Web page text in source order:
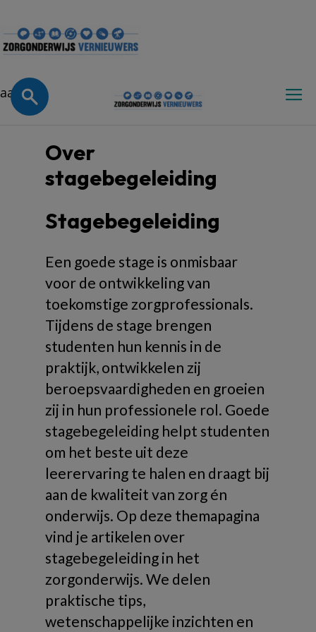
aa
Over
stagebegeleiding
Stagebegeleiding
Een goede stage is onmisbaar
voor de ontwikkeling van
toekomstige zorgprofessionals.
Tijdens de stage brengen
studenten hun kennis in de
praktijk, ontwikkelen zij
beroepsvaardigheden en groeien
zij in hun professionele rol. Goede
stagebegeleiding helpt studenten
om het beste uit deze
leerervaring te halen en draagt bij
aan de kwaliteit van zorg én
onderwijs. Op deze themapagina
vind je artikelen over
stagebegeleiding in het
zorgonderwijs. We delen
praktische tips,
wetenschappelijke inzichten en